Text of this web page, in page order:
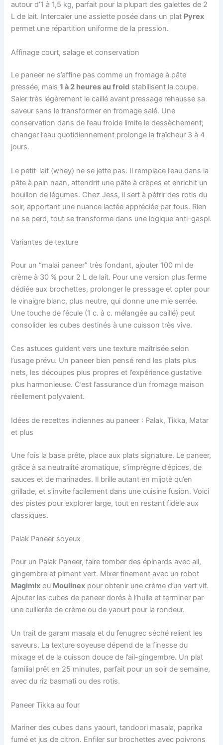
autour d’1 à 1,5 kg, parfait pour la plupart des galettes de 2
L de lait. Intercaler une assiette posée dans un plat Pyrex
permet une répartition uniforme de la pression.
Affinage court, salage et conservation
Le paneer ne s’affine pas comme un fromage à pâte
pressée, mais1 à 2 heures au froid stabilisent la coupe.
Saler très légèrement le caillé avant pressage rehausse sa
saveur sans le transformer en fromage salé. Une
conservation dans de l’eau froide limite le dessèchement;
changer l’eau quotidiennement prolonge la fraîcheur 3 à 4
jours.
Le petit-lait (whey) ne se jette pas. Il remplace l’eau dans la
pâte à pain naan, attendrit une pâte à crêpes et enrichit un
bouillon de légumes. Chez Jess, il sert à pétrir des rotis du
soir, apportant une nuance lactée appréciée par tous. Rien
ne se perd, tout se transforme dans une logique anti-gaspi.
Variantes de texture
Pour un “malai paneer” très fondant, ajouter 100 ml de
crème à 30 % pour 2 L de lait. Pour une version plus ferme
dédiée aux brochettes, prolonger le pressage et opter pour
le vinaigre blanc, plus neutre, qui donne une mie serrée.
Une touche de fécule (1 c. à c. mélangée au caillé) peut
consolider les cubes destinés à une cuisson très vive.
Ces astuces guident vers une texture maîtrisée selon
l’usage prévu. Un paneer bien pensé rend les plats plus
nets, les découpes plus propres et l’expérience gustative
plus harmonieuse. C’est l’assurance d’un fromage maison
réellement polyvalent.
Idées de recettes indiennes au paneer : Palak, Tikka, Matar
et plus
Une fois la base prête, place aux plats signature. Le paneer,
grâce à sa neutralité aromatique, s’imprègne d’épices, de
sauces et de marinades. Il brille autant en mijoté qu’en
grillade, et s’invite facilement dans une cuisine fusion. Voici
des pistes pour explorer large, tout en restant fidèle aux
classiques.
Palak Paneer soyeux
Pour un Palak Paneer, faire tomber des épinards avec ail,
gingembre et piment vert. Mixer finement avec un robot
Magimix ou Moulinex pour obtenir une crème d’un vert vif.
Ajouter les cubes de paneer dorés à l’huile et terminer par
une cuillerée de crème ou de yaourt pour la rondeur.
Un trait de garam masala et du fenugrec séché relient les
saveurs. La texture soyeuse dépend de la finesse du
mixage et de la cuisson douce de l’ail-gingembre. Un plat
familial prêt en 25 minutes, parfait pour un soir de semaine,
avec du riz basmati ou des rotis.
Paneer Tikka au four
Mariner des cubes dans yaourt, tandoori masala, paprika
fumé et jus de citron. Enfiler sur brochettes avec poivrons